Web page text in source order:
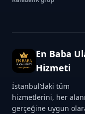
En Baba
Hizmeti
İstanbul’daki tüm
hizmetlerini, her
gerçeğine uygun